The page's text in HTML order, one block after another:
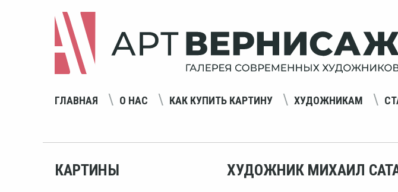
ГЛАВНАЯ О НАС КАК КУПИТЬ КАРТИНУ ХУДОЖНИКАМ
КАРТИНЫ ХУДОЖНИК МИХАИЛ